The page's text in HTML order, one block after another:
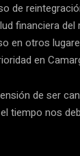
de
financiera del
en otros
en
de ser
tiempo nos